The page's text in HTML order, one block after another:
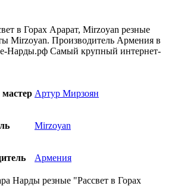
в Горах Арарат, Mirzoyan резные
Mirzoyan. Производитель Армения в
Нарды.рф Самый крупный интернет-
Артур Мирзоян
Mirzoyan
Армения
Нарды резные "Рассвет в Горах